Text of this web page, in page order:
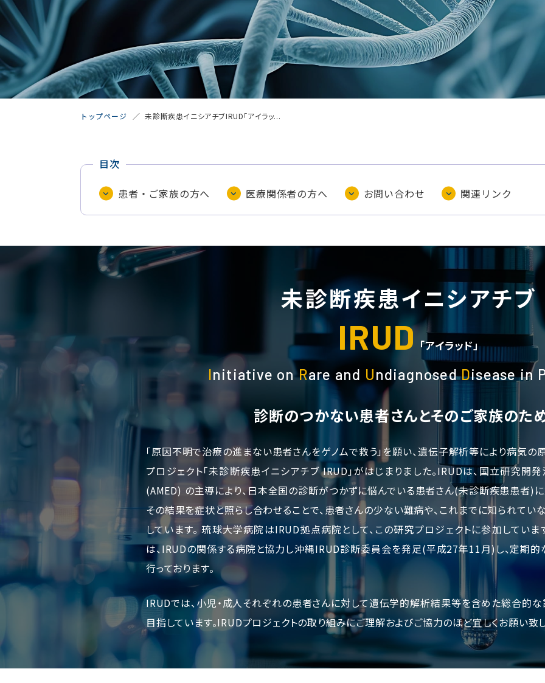
トップページ 未診断疾患イニシアチブIRUD「アイラッ...
目次
患者‧ご家族の方へ 医療関係者の方へ お問い合わせ 関連リンク
未診断疾患イニシアチブ
IRUD 「アイラッド」
Initiative onRare and UndiagnosedDisease in
診断のつかない患者さんとそのご家族のた
「原因不明で治療の進まない患者さんをゲノムで救う」を願い、遺伝子解析等により病気の
プロジェクト「未診断疾患イニシアチブ IRUD」がはじまりました。IRUDは、国立研究
(AMED) の主導により、日本全国の診断がつかずに悩んでいる患者さん(未診断疾患患者)に
その結果を症状と照らし合わせることで、患者さんの少ない難病や、これまでに知られてい
しています。 琉球大学病院はIRUD拠点病院として、この研究プロジェクトに参加していま
は、IRUDの関係する病院と協力し沖縄IRUD診断委員会を発足(平成27年11月)し、定期
行っております。
IRUDでは、小児‧成人それぞれの患者さんに対して遺伝学的解析結果等を含めた総合的
目指しています。IRUDプロジェクトの取り組みにご理解およびご協力のほど宜しくお願い致